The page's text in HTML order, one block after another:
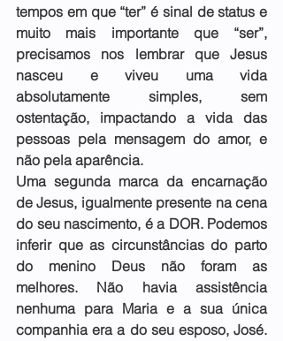
tempos em que “ter” é sinal de status e
muito mais importante que “ser”,
precisamos nos lembrar que Jesus
nasceu e viveu uma vida
absolutamente simples, sem
ostentação, impactando a vida das
pessoas pela mensagem do amor, e
não pela aparência.
Uma segunda marca da encarnação
de Jesus, igualmente presente na cena
do seu nascimento, é a DOR. Podemos
inferir que as circunstâncias do parto
do menino Deus não foram as
melhores. Não havia assistência
nenhuma para Maria e a sua única
companhia era a do seu esposo, José.